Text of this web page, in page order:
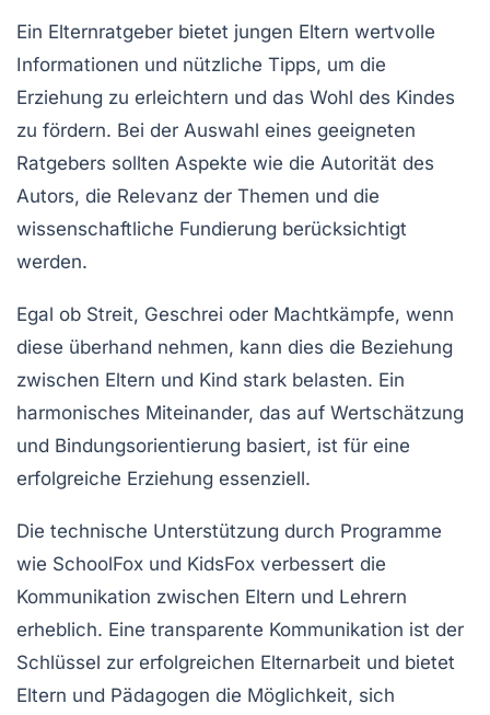
Ein Elternratgeber bietet jungen Eltern wertvolle
Informationen und nützliche Tipps, um die
Erziehung zu erleichtern und das Wohl des Kindes
zu fördern. Bei der Auswahl eines geeigneten
Ratgebers sollten Aspekte wie die Autorität des
Autors, die Relevanz der Themen und die
wissenschaftliche Fundierung berücksichtigt
werden.
Egal ob Streit, Geschrei oder Machtkämpfe, wenn
diese überhand nehmen, kann dies die Beziehung
zwischen Eltern und Kind stark belasten. Ein
harmonisches Miteinander, das auf Wertschätzung
und Bindungsorientierung basiert, ist für eine
erfolgreiche Erziehung essenziell.
Die technische Unterstützung durch Programme
wie SchoolFox und KidsFox verbessert die
Kommunikation zwischen Eltern und Lehrern
erheblich. Eine transparente Kommunikation ist der
Schlüssel zur erfolgreichen Elternarbeit und bietet
Eltern und Pädagogen die Möglichkeit, sich